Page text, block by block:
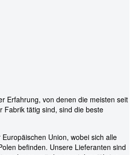
Erfahrung, von denen die meisten seit
Fabrik tätig sind, sind die beste
Union, wobei sich alle
befinden. Unsere Lieferanten sind